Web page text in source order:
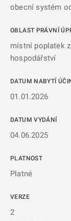
obecní systém
OBLAST PRÁVNÍ
místní poplatek
hospodářství
DATUM NABYTÍ
01.01.2026
DATUM VYDÁNÍ
04.06.2025
PLATNOST
Platné
VERZE
2